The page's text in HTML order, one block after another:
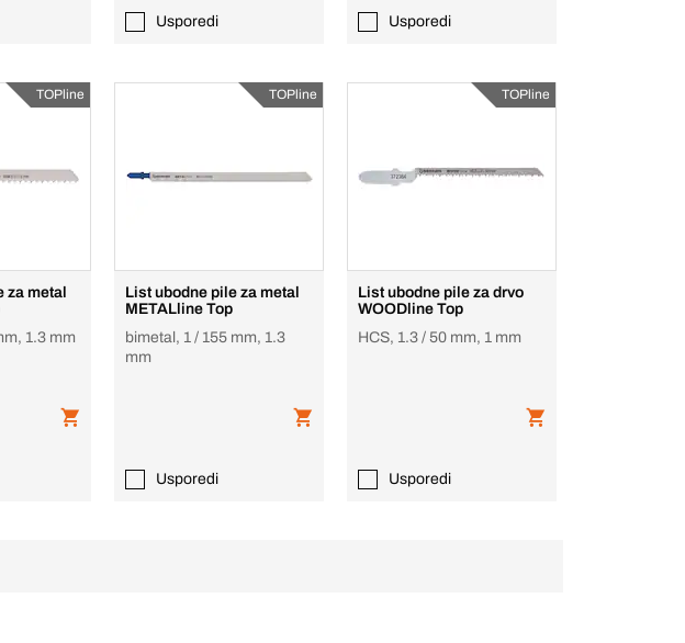
Usporedi Usporedi
TOPline
za metal
1.3 mm
TOPline
List ubodne pile za metal
METALline Top
bimetal, 1 / 155 mm, 1.3
mm
Usporedi
TOPline
List ubodne pile za drvo
WOODline Top
HCS, 1.3 / 50 mm, 1 mm
Usporedi